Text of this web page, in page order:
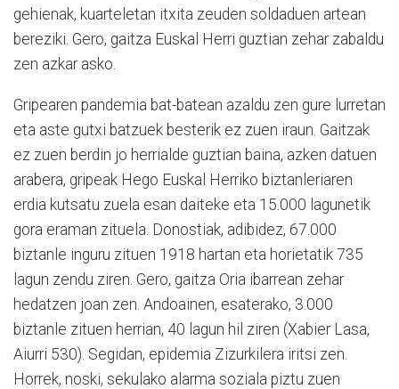
gehienak, kuarteletan itxita zeuden soldaduen artean
bereziki. Gero, gaitza Euskal Herri guztian zehar zabaldu
zen azkar asko.
Gripearen pandemia bat-batean azaldu zen gure lurretan
eta aste gutxi batzuek besterik ez zuen iraun. Gaitzak
ez zuen berdin jo herrialde guztian baina, azken datuen
arabera, gripeak Hego Euskal Herriko biztanleriaren
erdia kutsatu zuela esan daiteke eta 15.000 lagunetik
gora eraman zituela. Donostiak, adibidez, 67.000
biztanle inguru zituen 1918 hartan eta horietatik 735
lagun zendu ziren. Gero, gaitza Oria ibarrean zehar
hedatzen joan zen. Andoainen, esaterako, 3.000
biztanle zituen herrian, 40 lagun hil ziren (Xabier Lasa,
Aiurri 530). Segidan, epidemia Zizurkilera iritsi zen.
Horrek, noski, sekulako alarma soziala piztu zuen